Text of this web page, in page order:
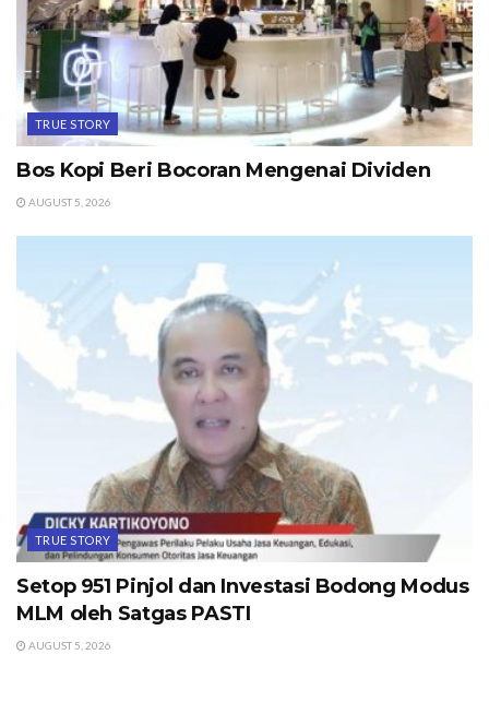
TRUE STORY
Bos Kopi Beri Bocoran Mengenai Dividen
AUGUST 5, 2026
TRUE STORY
Setop 951 Pinjol dan Investasi Bodong Modus
MLM oleh Satgas PASTI
AUGUST 5, 2026